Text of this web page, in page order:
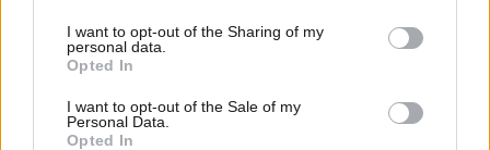
not limited to your visit or usage behaviour. You may click to
grant or deny consent to Google and its third-party tags to
use your data for below specified purposes in below Google
consent section.
I want to opt-out of the Sharing of my
personal data.
Opted In
I want to opt-out of the Sale of my
Personal Data.
Opted In